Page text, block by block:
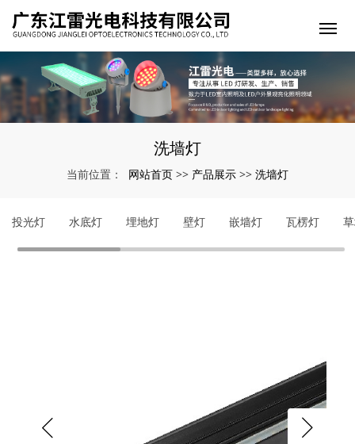
洗墙灯
当前位置： 网站首页 >> 产品展示 >> 洗墙灯
投光灯 水底灯 埋地灯 壁灯 嵌墙灯 瓦楞灯